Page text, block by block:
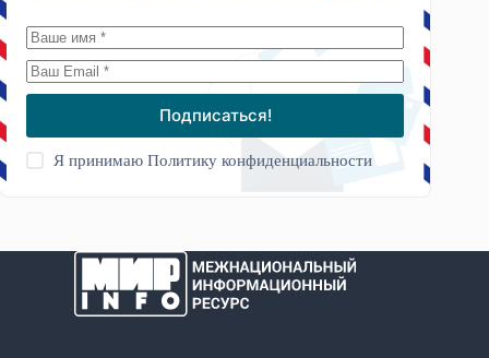
Подписаться!
Я принимаюПолитику конфиденциальности